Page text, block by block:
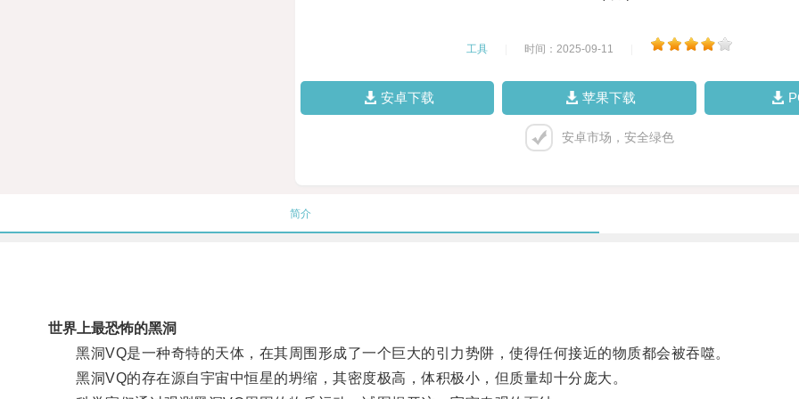
工具 时间：2025-09-11
安卓下载 苹果下载
安卓市场，安全绿色
简介
世界上最恐怖的黑洞
黑洞VQ是一种奇特的天体，在其周围形成了一个巨大的引力势阱，使得任何接近的物质都会被吞噬。
黑洞VQ的存在源自宇宙中恒星的坍缩，其密度极高，体积极小，但质量却十分庞大。